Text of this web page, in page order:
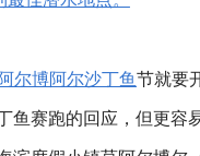
尔博阿尔沙丁鱼节就要
鱼赛跑的回应，但更容